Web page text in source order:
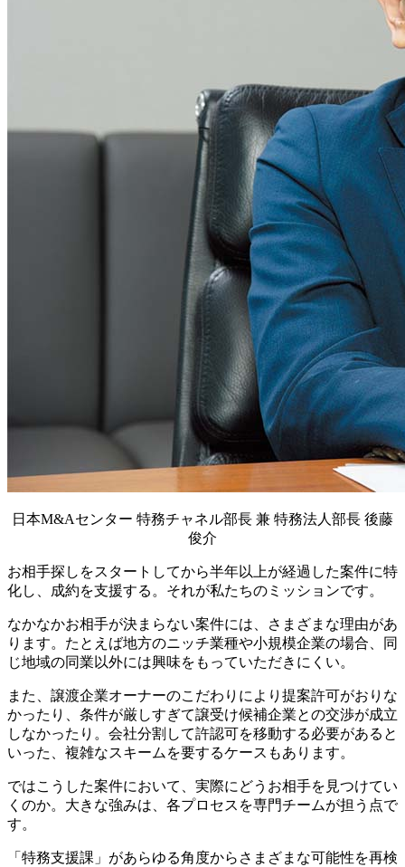
日本M&Aセンター 特務チャネル部長 兼 特務法人部長 後藤
俊介
お相手探しをスタートしてから半年以上が経過した案件に特
化し、成約を支援する。それが私たちのミッションです。
なかなかお相手が決まらない案件には、さまざまな理由があ
ります。たとえば地方のニッチ業種や小規模企業の場合、同
じ地域の同業以外には興味をもっていただきにくい。
また、譲渡企業オーナーのこだわりにより提案許可がおりな
かったり、条件が厳しすぎて譲受け候補企業との交渉が成立
しなかったり。会社分割して許認可を移動する必要があると
いった、複雑なスキームを要するケースもあります。
ではこうした案件において、実際にどうお相手を見つけてい
くのか。大きな強みは、各プロセスを専門チームが担う点で
す。
「特務支援課」があらゆる角度からさまざまな可能性を再検